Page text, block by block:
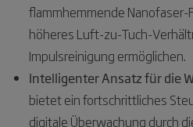
flammhemmende Nanofaser-
höheres Luft-zu-Tuch-
Impulsreinigung ermöglichen.
Intelligenter Ansatz für die
bietet ein fortschrittliches
digitale Überwachung durch